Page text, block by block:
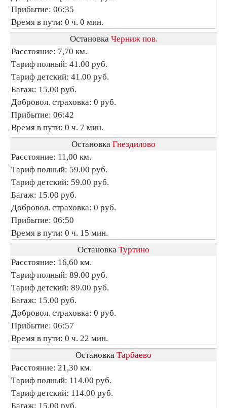
Прибытие: 06:35
Время в пути: 0 ч. 0 мин.
Остановка Черниж пов.
Расстояние: 7,70 км.
Тариф полный: 41.00 руб.
Тариф детский: 41.00 руб.
Багаж: 15.00 руб.
Добровол. страховка: 0 руб.
Прибытие: 06:42
Время в пути: 0 ч. 7 мин.
Остановка Гнездилово
Расстояние: 11,00 км.
Тариф полный: 59.00 руб.
Тариф детский: 59.00 руб.
Багаж: 15.00 руб.
Добровол. страховка: 0 руб.
Прибытие: 06:50
Время в пути: 0 ч. 15 мин.
Остановка Туртино
Расстояние: 16,60 км.
Тариф полный: 89.00 руб.
Тариф детский: 89.00 руб.
Багаж: 15.00 руб.
Добровол. страховка: 0 руб.
Прибытие: 06:57
Время в пути: 0 ч. 22 мин.
Остановка Тарбаево
Расстояние: 21,30 км.
Тариф полный: 114.00 руб.
Тариф детский: 114.00 руб.
Багаж: 15.00 руб.